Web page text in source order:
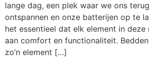
lange dag, een plek waar we ons
ontspannen en onze batterijen op te
het essentieel dat elk element in
aan comfort en functionaliteit.
zo’n element […]